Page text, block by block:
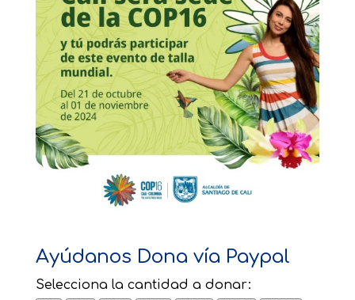
Ayúdanos Dona vía Paypal
Selecciona la cantidad a donar: